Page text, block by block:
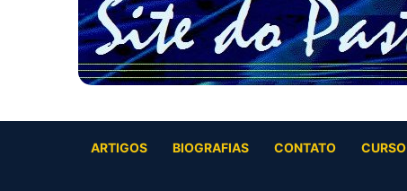
ARTIGOS BIOGRAFIAS CONTATO CURSO